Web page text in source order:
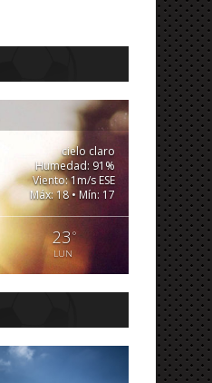
cielo claro
Humedad: 91%
Viento: 1m/s ESE
Máx: 18 • Mín: 17
23°
LUN